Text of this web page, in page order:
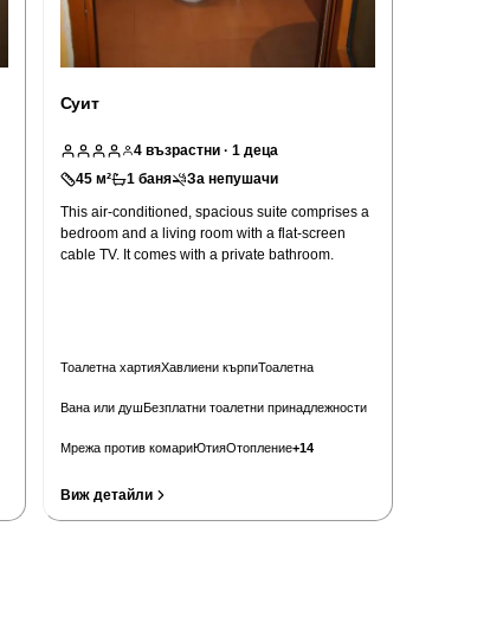
Суит
4 възрастни· 1 деца
45 м² 1 баня За непушачи
This air-conditioned, spacious suite comprises a
bedroom and a living room with a flat-screen
cable TV. It comes with a private bathroom.
Тоалетна хартияХавлиени кърпиТоалетна
Вана или душБезплатни тоалетни принадлежности
Мрежа против комариЮтияОтопление+14
Виж детайли